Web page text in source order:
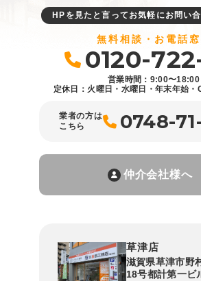
HPを見たと言ってお気軽にお問い
無料相談・お電話窓
0120-
営業時間：9:00〜18:00
定休日：火曜日・水曜日・年末年始・
業者の方は
こちら
0748-
仲介会社様へ
草津店
滋賀県草津市野
18号都計第一ビ